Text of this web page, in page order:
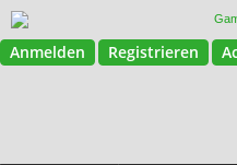
Anmelden Registrieren